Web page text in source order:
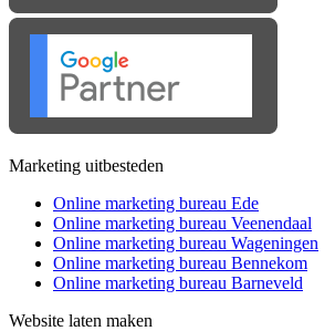
Marketing uitbesteden
Online marketing bureau Ede
Online marketing bureau Veenendaal
Online marketing bureau Wageningen
Online marketing bureau Bennekom
Online marketing bureau Barneveld
Website laten maken